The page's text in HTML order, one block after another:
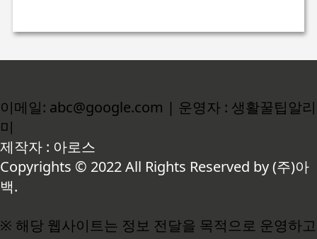
이메일: abc@google.com | 운영자 : 생활꿀팁알리
미
제작자 : 아로스
Copyrights © 2022 All Rights Reserved by (주)아
백.
※ 해당 웹사이트는 정보 전달을 목적으로 운영하고